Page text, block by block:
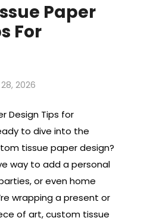
Paper
For
2026
Design Tips for
to dive into the
tissue paper design?
way to add a personal
or even home
wrapping a present or
of art, custom tissue